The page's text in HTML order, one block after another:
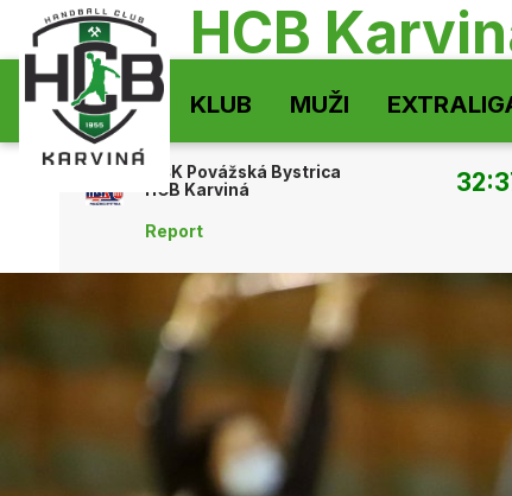
HCB
KLUB MUŽI
MŠK Povážská Bystrica
HCB Karviná
Report